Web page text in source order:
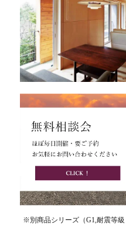
※別商品シリーズ（G1,耐震等級